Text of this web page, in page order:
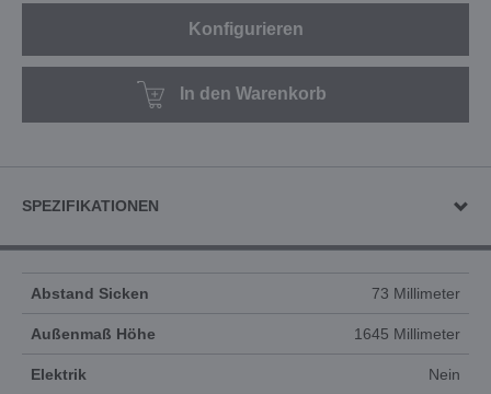
Konfigurieren
In den Warenkorb
SPEZIFIKATIONEN
Abstand Sicken 73 Millimeter
Außenmaß Höhe 1645 Millimeter
Elektrik Nein